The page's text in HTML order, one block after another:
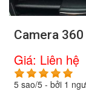
Camera
Giá: Liên hệ
5 sao/5 - bởi 1